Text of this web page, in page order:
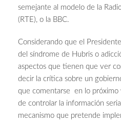
semejante al modelo de la
(RTE), o la BBC.
Considerando que el
del síndrome de Hubris o
aspectos que tienen que ver
decir la crítica sobre un
que comentarse en lo próximo
de controlar la información
mecanismo que pretende